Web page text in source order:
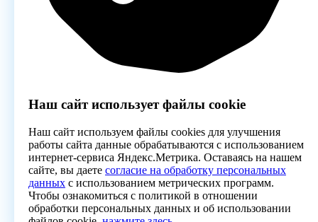
Наш сайт использует файлы cookie
Наш сайт используем файлы cookies для улучшения
работы сайта данные обрабатываются с использованием
интернет-сервиса Яндекс.Метрика. Оставаясь на нашем
сайте, вы даете согласие на обработку персональных
данных с использованием метрических программ.
Чтобы ознакомиться с политикой в отношении
обработки персональных данных и об использовании